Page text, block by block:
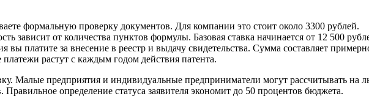
формальную проверку документов. Для компании это стоит около 3300 рублей.
зависит от количества пунктов формулы. Базовая ставка начинается от 12 500
вы платите за внесение в реестр и выдачу свидетельства. Сумма составляет
растут с каждым годом действия патента.
Малые предприятия и индивидуальные предприниматели могут рассчитывать на
определение статуса заявителя экономит до 50 процентов бюджета.